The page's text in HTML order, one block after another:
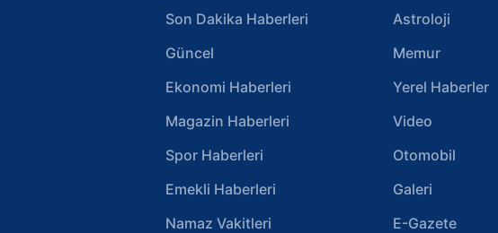
Son Dakika Haberleri
Güncel
Ekonomi Haberleri
Magazin Haberleri
Spor Haberleri
Emekli Haberleri
Namaz Vakitleri
Astroloji
Memur
Yerel Haberler
Video
Otomobil
Galeri
E-Gazete